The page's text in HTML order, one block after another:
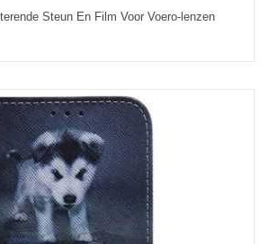
Steun En Film Voor Voero-lenzen